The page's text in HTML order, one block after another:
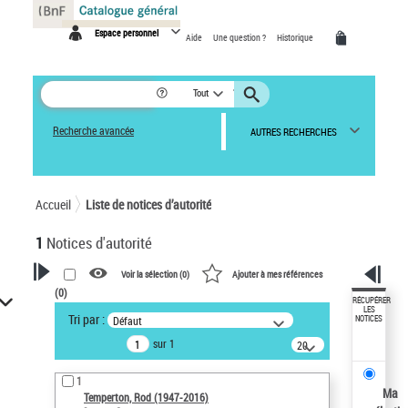
Espace personnel Aide Une question ? Historique
Tout
Recherche avancée AUTRES RECHERCHES
Accueil Liste de notices d’autorité
1 Notices d'autorité
VOTRE RECHERCHE
Recherche avancée dans les
notices d’autorité
Œuvres liées à l'auteur :
Temperton, Rod (1947-2016)
Voir la sélection (0) Ajouter à mes références
(0)
Tri par : Défaut
sur 1
20
résultats/page
1
Temperton, Rod (1947-2016)
RÉCUPÉRER
LES
NOTICES
Ma
Panneau de gestion des cookies